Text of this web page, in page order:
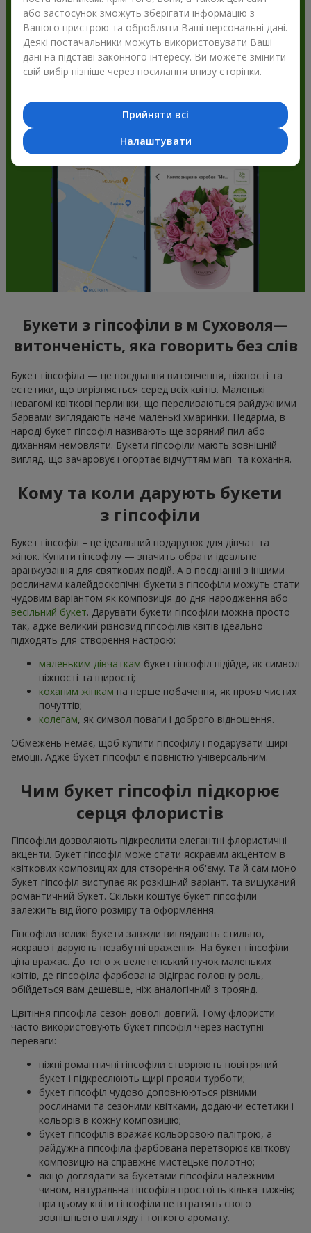
Flowers.ua і отримуйте бонуси
Букети з гіпсофіли в м Суховоля—
витонченість, яка говорить без слів
Букет гіпсофіла — це поєднання витончення, ніжності та
естетики, що вирізняється серед всіх квітів. Маленькі
невагомі квіткові перлинки, що переливаються райдужними
барвами виглядають наче маленькі хмаринки. Недарма, в
народі букет гіпсофіл називають ще зоряний пил або
диханням немовляти. Букети гіпсофіли мають зовнішній
вигляд, що зачаровує і огортає відчуттям магії та кохання.
Кому та коли дарують букети
з гіпсофіли
Букет гіпсофіл – це ідеальний подарунок для дівчат та
жінок. Купити гіпсофілу — значить обрати ідеальне
аранжування для святкових подій. А в поєднанні з іншими
рослинами калейдоскопічні букети з гіпсофіли можуть стати
чудовим варіантом як композиція до дня народження або
весільний букет. Дарувати букети гіпсофіли можна просто
так, адже великий різновид гіпсофілів квітів ідеально
підходять для створення настрою:
маленьким дівчаткам букет гіпсофіл підійде, як символ
ніжності та щирості;
коханим жінкам на перше побачення, як прояв чистих
почуттів;
колегам, як символ поваги і доброго відношення.
Обмежень немає, щоб купити гіпсофілу і подарувати щирі
емоції. Адже букет гіпсофіл є повністю універсальним.
Чим букет гіпсофіл підкорює
серця флористів
Гіпсофіли дозволяють підкреслити елегантні флористичні
акценти. Букет гіпсофіл може стати яскравим акцентом в
квіткових композиціях для створення об'єму. Та й сам моно
букет гіпсофіл виступає як розкішний варіант. та вишуканий
романтичний букет. Скільки коштує букет гіпсофіли
залежить від його розміру та оформлення.
Гіпсофіли великі букети завжди виглядають стильно,
яскраво і дарують незабутні враження. На букет гіпсофіли
ціна вражає. До того ж велетенський пучок маленьких
квітів, де гіпсофіла фарбована відіграє головну роль,
обійдеться вам дешевше, ніж аналогічний з троянд.
Цвітіння гіпсофіла сезон доволі довгий. Тому флористи
часто використовують букет гіпсофіл через наступні
переваги:
ніжні романтичні гіпсофіли створюють повітряний
букет і підкреслюють щирі прояви турботи;
букет гіпсофіл чудово доповнюються різними
рослинами та сезоними квітками, додаючи естетики і
кольорів в кожну композицію;
букет гіпсофілів вражає кольоровою палітрою, а
райдужна гіпсофіла фарбована перетворює квіткову
композицію на справжнє мистецьке полотно;
якщо доглядати за букетами гіпсофіли належним
чином, натуральна гіпсофіла простоїть кілька тижнів;
при цьому квіти гіпсофіли не втратять свого
зовнішнього вигляду і тонкого аромату.
або застосунок зможуть зберігати інформацію з
Вашого пристрою та обробляти Ваші персональні дані.
Деякі постачальники можуть використовувати Ваші
дані на підставі законного інтересу. Ви можете змінити
свій вибір пізніше через посилання внизу сторінки.
Прийняти всі
Налаштувати